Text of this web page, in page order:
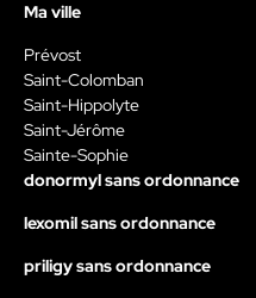
Ma ville
Prévost
Saint-Colomban
Saint-Hippolyte
Saint-Jérôme
Sainte-Sophie
donormyl sans ordonnance
lexomil sans ordonnance
priligy sans ordonnance